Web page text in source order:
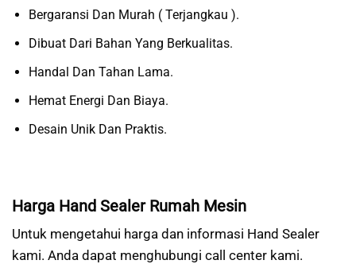
Bergaransi Dan Murah ( Terjangkau ).
Dibuat Dari Bahan Yang Berkualitas.
Handal Dan Tahan Lama.
Hemat Energi Dan Biaya.
Desain Unik Dan Praktis.
Harga Hand Sealer Rumah Mesin
Untuk mengetahui harga dan informasi Hand Sealer
kami. Anda dapat menghubungi call center kami.